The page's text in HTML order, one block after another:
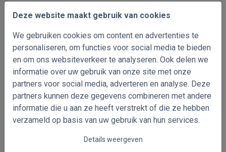
Deze website maakt gebruik van cookies
We gebruiken cookies om content en advertenties te
personaliseren, om functies voor social media te bieden
en om ons websiteverkeer te analyseren. Ook delen we
informatie over uw gebruik van onze site met onze
partners voor social media, adverteren en analyse. Deze
partners kunnen deze gegevens combineren met andere
informatie die u aan ze heeft verstrekt of die ze hebben
verzameld op basis van uw gebruik van hun services.
Details weergeven
Meer informatie over verticale
Veelgestelde vragen
Waarom kiezen? Stoffen en kleuren
Toepassingen
Veelgestelde vragen over verticale